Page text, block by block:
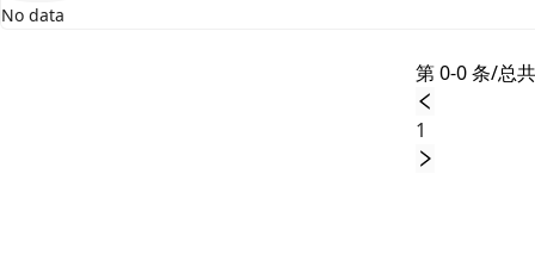
No data
第 0-0 条/总
1